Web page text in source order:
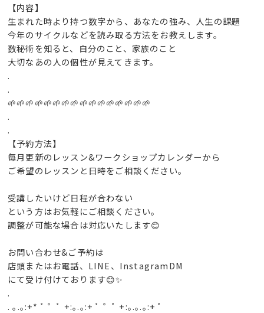
【内容】
生まれた時より持つ数字から、あなたの強み、人生の課題
今年のサイクルなどを読み取る方法をお教えします。
数秘術を知ると、自分のこと、家族のこと
大切なあの人の個性が見えてきます。
.
.
🌱🌱🌱🌱🌱🌱🌱🌱🌱🌱🌱🌱🌱🌱🌱🌱
.
.
【予約方法】
毎月更新のレッスン&ワークショップカレンダーから
ご希望のレッスンと日時をご相談ください。
受講したいけど日程が合わない
という方はお気軽にご相談ください。
調整が可能な場合は対応いたします😊
お問い合わせ&ご予約は
店頭またはお電話、LINE、InstagramDM
にて受け付けております😊✨
.
. ｡.｡:+* ﾟ ゜ﾟ +:｡.｡:+ ﾟ ゜ﾟ +:｡.｡.｡:+ ﾟ